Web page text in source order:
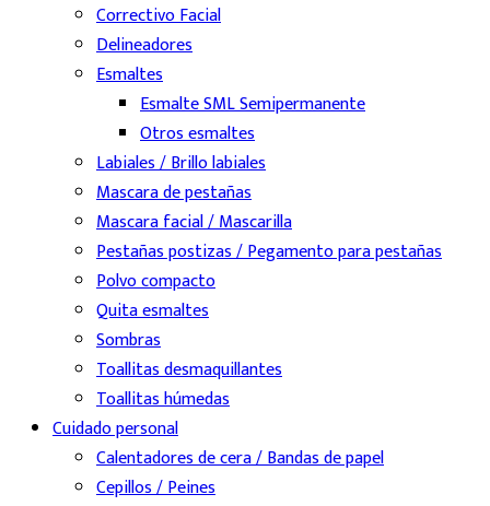
Correctivo Facial
Delineadores
Esmaltes
Esmalte SML Semipermanente
Otros esmaltes
Labiales / Brillo labiales
Mascara de pestañas
Mascara facial / Mascarilla
Pestañas postizas / Pegamento para pestañas
Polvo compacto
Quita esmaltes
Sombras
Toallitas desmaquillantes
Toallitas húmedas
Cuidado personal
Calentadores de cera / Bandas de papel
Cepillos / Peines